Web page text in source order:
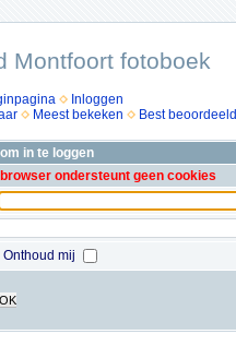
Montfoort fotoboek
Inloggen
Meest bekeken Best beoordeeld
in te loggen
ondersteunt geen cookies
Onthoud mij
OK